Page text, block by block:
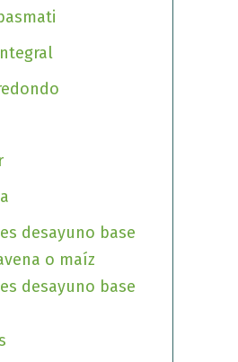
desayuno base
o maíz
desayuno base